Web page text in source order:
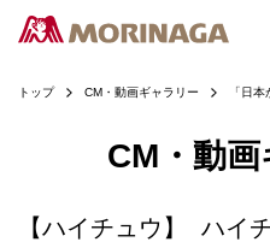
トップ CM・動画ギャラリー 「日
CM・動
【ハイチュウ】 ハイ